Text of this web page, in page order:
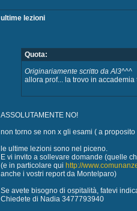
ultime lezioni
Quota:
Originariamente scritto da Al3^^^
allora prof... la trovo in
ASSOLUTAMENTE NO!
non torno se non x gli esami ( a
le ultime lezioni sono nel piceno.
E vi invito a sollevare domande (quelle
(e in particolare qui http://
anche i vostri report da Montelparo)
Se avete bisogno di ospitalità, fatevi
Chiedete di Nadia 3477793940